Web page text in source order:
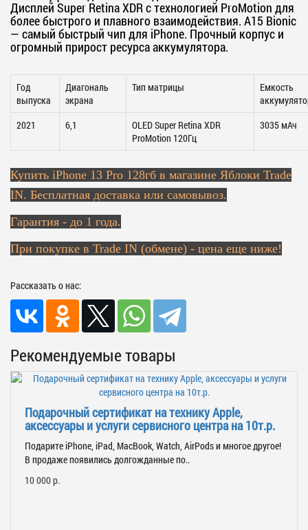
Дисплей Super Retina XDR с технологией ProMotion для
более быстрого и плавного взаимодействия. А15 Bionic
— самый быстрый чип для iPhone. Прочный корпус и
огромный прирост ресурса аккумулятора.
Год
выпуска
Диагональ
экрана
Тип матрицы
Емкость
2021
6,1
OLED Super Retina XDR
ProMotion 120Гц
3035 мАч
Купить iPhone 13 Pro 128гб в магазине Яблоки Trade
IN. Бесплатная доставка или самовывоз.
Гарантия - до 1 года.
При покупке в Trade IN (обмене) - цена еще ниже!
Рассказать о нас:
Рекомендуемые товары
Подарочный сертификат на технику Apple,
аксессуары и услуги сервисного центра на 10т.р.
Подарите iPhone, iPad, MacBook, Watch, AirPods и многое другое!
В продаже появились долгожданные по..
10 000 р.